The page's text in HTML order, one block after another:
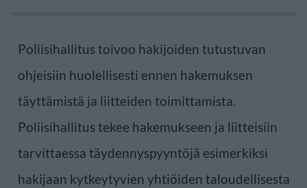
Poliisihallitus toivoo hakijoiden tutustuvan
ohjeisiin huolellisesti ennen hakemuksen
täyttämistä ja liitteiden toimittamista.
Poliisihallitus tekee hakemukseen ja liitteisiin
tarvittaessa täydennyspyyntöjä esimerkiksi
hakijaan kytkeytyvien yhtiöiden taloudellisesta